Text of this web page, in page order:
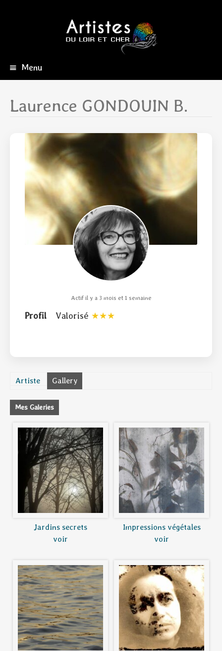
Menu
principal
Laurence GONDOUIN B.
Actif il y a 3 mois et 1 semaine
Profil Valorisé
Artiste Gallery
Mes Galeries
Jardins secrets
voir
Impressions végétales
voir